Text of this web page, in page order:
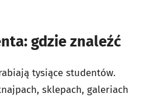
gdzie znaleźć
tysiące studentów.
sklepach, galeriach